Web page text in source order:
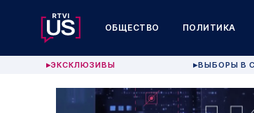
ОБЩЕСТВО ПОЛИТИКА
▶ЭКСКЛЮЗИВЫ ▶ВЫБОРЫ В